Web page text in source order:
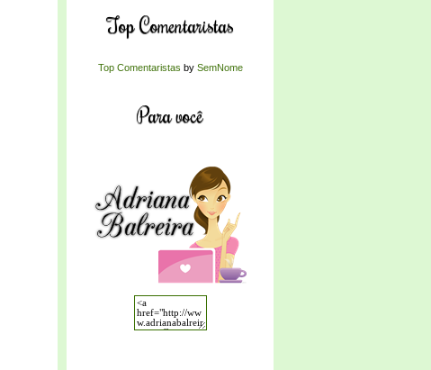
Top Comentaristas
Top Comentaristas by SemNome
Para você